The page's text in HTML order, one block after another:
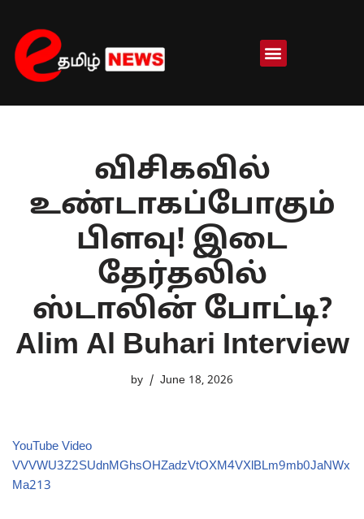
Skip
to
content
விசிகவில்
உண்டாகப்போகும்
பிளவு! இடை
தேர்தலில்
ஸ்டாலின் போட்டி?
Alim Al Buhari Interview
by June 18, 2026
YouTube Video
VVVWU3Z2SUdnMGhsOHZadzVtOXM4VXlBLm9mb0JaNWx
Ma213